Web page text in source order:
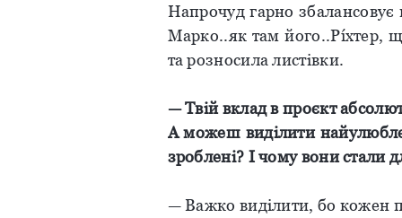
Напрочуд гарно збалансовує
Марко..як там його..Рíхтер,
та розносила листівки.
— Твій вклад в проєкт
А можеш виділити
зроблені? І чому вони стали
— Важко виділити, бо кожен